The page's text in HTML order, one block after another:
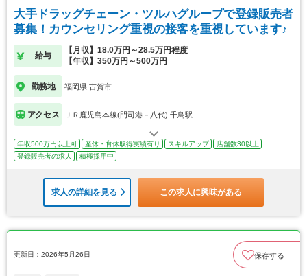
大手ドラッグチェーン・ツルハグループで登録販売者
募集！カウンセリング重視の接客を重視しています♪
給与
【月収】18.0万円～28.5万円程度
【年収】350万円～500万円
勤務地 福岡県 古賀市
アクセス ＪＲ鹿児島本線(門司港－八代) 千鳥駅
年収500万円以上可 産休・育休取得実績有り スキルアップ
店舗数30以上
登録販売者の求人
積極採用中
求人の詳細を見る この求人に興味がある
更新日：2026年5月26日 保存する